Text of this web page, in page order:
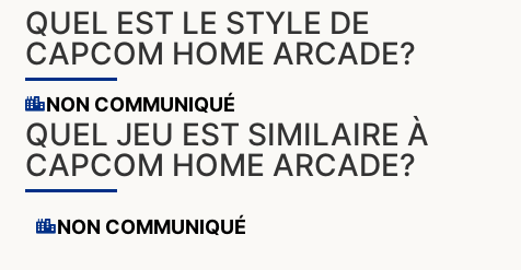
QUEL EST LE STYLE DE
CAPCOM HOME ARCADE?
NON COMMUNIQUÉ
QUEL JEU EST SIMILAIRE À
CAPCOM HOME ARCADE?
NON COMMUNIQUÉ